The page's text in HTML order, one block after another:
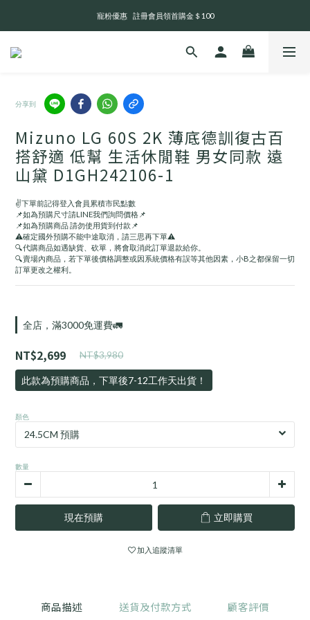
全 館 消 費 滿 三 千 免 運 費 🤘🏻
寵粉優惠    註冊會員領首購金＄100
💬 官網訊息回覆及出貨時間       週一至週日 13:00 - 21:00
分享到
Mizuno LG 60S 2K 薄底德訓復古百
搭舒適 低幫 生活休閒鞋 男女同款 遠
山黛 D1GH242106-1
✌️下單前記得登入會員累積市民點數
📌如為預購尺寸請LINE我們詢問價格📌
📌如為預購商品 請勿使用貨到付款📌
⚠️確定國外預購不能中途取消，請三思再下單⚠️
🔍代購商品如遇缺貨、砍單，將會取消此訂單退款給你。
🔍賣場內商品，若下單後價格調整或因系統價格有誤等其他因素，小B之都保留一切
訂單更改之權利。
全店，滿3000免運費🚛
NT$2,699 NT$3,980
此款為預購商品，下單後7-12工作天出貨！
顏色
數量
現在預購 立即購買
加入追蹤清單
商品描述 送貨及付款方式 顧客評價